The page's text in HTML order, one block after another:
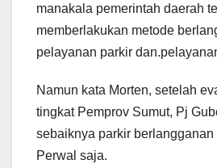
manakala pemerintah daerah
memberlakukan metode
pelayanan parkir
Namun kata Morten, setelah
tingkat Pemprov Sumut, Pj
sebaiknya parkir
Perwal saja.